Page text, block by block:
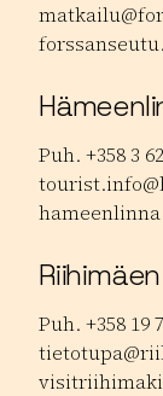
Puh. +358 3
Puh. +358 19